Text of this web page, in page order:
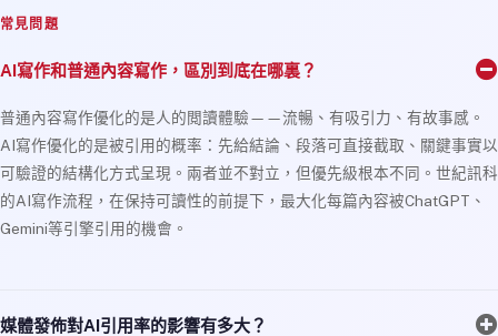
常見問題
AI寫作和普通內容寫作，區別到底在哪裏？
普通內容寫作優化的是人的閲讀體驗——流暢、有吸引力、有故事感。
AI寫作優化的是被引用的概率：先給結論、段落可直接截取、關鍵事實以
可驗證的結構化方式呈現。兩者並不對立，但優先級根本不同。世紀訊科
的AI寫作流程，在保持可讀性的前提下，最大化每篇內容被ChatGPT、
Gemini等引擎引用的機會。
媒體發佈對AI引用率的影響有多大？